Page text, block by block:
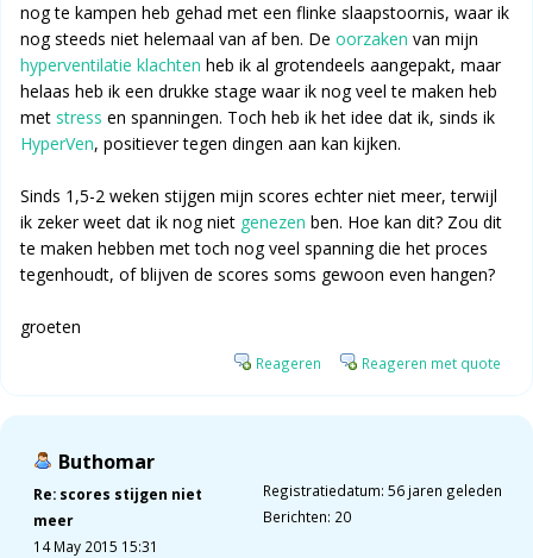
nog te kampen heb gehad met een flinke slaapstoornis, waar ik
nog steeds niet helemaal van af ben. De oorzaken van mijn
hyperventilatie klachten heb ik al grotendeels aangepakt, maar
helaas heb ik een drukke stage waar ik nog veel te maken heb
met stress en spanningen. Toch heb ik het idee dat ik, sinds ik
HyperVen, positiever tegen dingen aan kan kijken.
Sinds 1,5-2 weken stijgen mijn scores echter niet meer, terwijl
ik zeker weet dat ik nog niet genezen ben. Hoe kan dit? Zou dit
te maken hebben met toch nog veel spanning die het proces
tegenhoudt, of blijven de scores soms gewoon even hangen?
groeten
Reageren Reageren met quote
Buthomar
Re: scores stijgen niet
meer
14 May 2015 15:31
Registratiedatum: 56 jaren geleden
Berichten: 20